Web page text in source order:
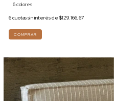
6 colores
6cuotas sin interés de $129.166,67
COMPRAR